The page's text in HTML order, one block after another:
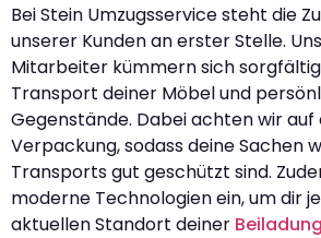
Bei Stein Umzugsservice steht die
unserer Kunden an erster Stelle.
Mitarbeiter kümmern sich
Transport deiner Möbel und
Gegenstände. Dabei achten wir auf
Verpackung, sodass deine Sachen
Transports gut geschützt sind.
moderne Technologien ein, um dir
aktuellen Standort deiner Beiladung